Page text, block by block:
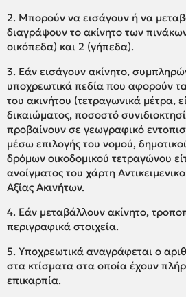
2. Μπορούν να εισάγουν ή να
διαγράψουν το ακίνητο των
οικόπεδα) και 2 (γήπεδα).
3. Εάν εισάγουν ακίνητο,
υποχρεωτικά πεδία που αφορούν
του ακινήτου (τετραγωνικά μέτρα,
δικαιώματος, ποσοστό
προβαίνουν σε γεωγραφικό
μέσω επιλογής του νομού,
δρόμων οικοδομικού τετραγώνου
ανοίγματος του χάρτη
Αξίας Ακινήτων.
4. Εάν μεταβάλλουν ακίνητο,
περιγραφικά στοιχεία.
5. Υποχρεωτικά αναγράφεται ο
στα κτίσματα στα οποία έχουν
επικαρπία.